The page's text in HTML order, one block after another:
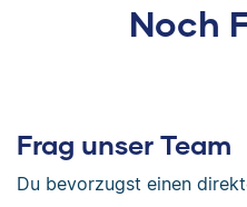
Noch
Frag unser Team
Du bevorzugst einen